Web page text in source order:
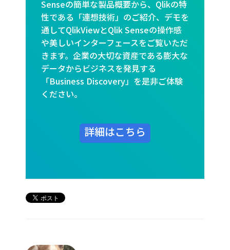
Senseの簡単な製品概要から、Qlikの特
性である「連想技術」のご紹介、デモを
通してQlikViewとQlik Senseの操作感
や美しいインターフェースをご覧いただ
きます。企業の大切な資産である膨大な
データからビジネスを発見する
「Business Discovery」を是非ご体験
ください。
詳細はこちら